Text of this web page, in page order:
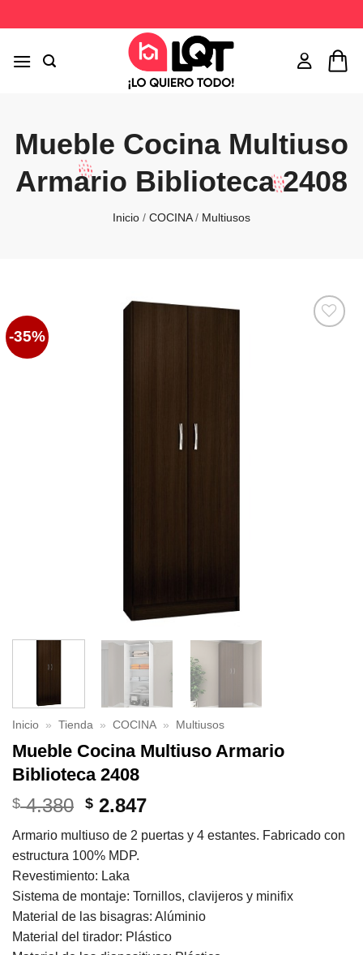
al
Mueble Cocina Multiuso
Armario Biblioteca 2408
Inicio / COCINA / Multiusos
-35%
Inicio » Tienda » COCINA » Multiusos
Mueble Cocina Multiuso Armario
Biblioteca 2408
$4.380 El
original
era:
$ 4.380.
$ 2.847El
actual
Armario multiuso de 2 puertas y 4 estantes. Fabricado con
estructura 100% MDP.
Revestimiento: Laka
Sistema de montaje: Tornillos, clavijeros y minifix
Material de las bisagras: Alúminio
Material del tirador: Plástico